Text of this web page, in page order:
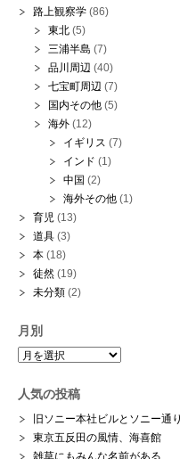
路上観察学 (86)
東北 (5)
三浦半島 (7)
品川周辺 (40)
七宝町周辺 (7)
国内その他 (5)
海外 (12)
イギリス (7)
インド (1)
中国 (2)
海外その他 (1)
育児 (13)
道具 (3)
本 (18)
徒然 (19)
未分類 (2)
月別
月
人気の投稿
旧ソニー本社ビルとソニー通り
東京五反田の風情、海喜館
雑草にもみんな名前がある